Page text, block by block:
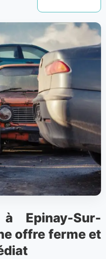
à Epinay-Sur-
offre ferme et